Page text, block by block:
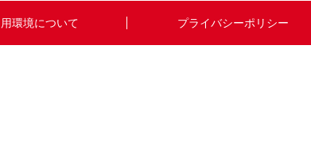
環境について プライバシーポリシー